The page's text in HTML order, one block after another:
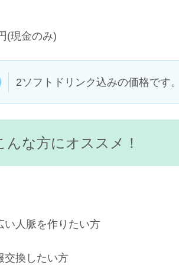
(現金のみ)
2ソフトドリンク込みの価格です
んな方にオススメ！
い人脈を作りたい方
交換したい方